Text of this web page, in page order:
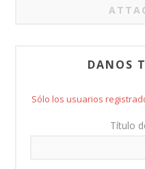
DANOS
Sólo los usuarios
Título